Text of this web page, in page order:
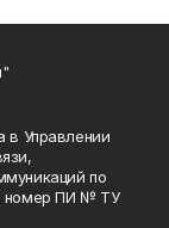
в Управлении
по
номер ПИ № ТУ